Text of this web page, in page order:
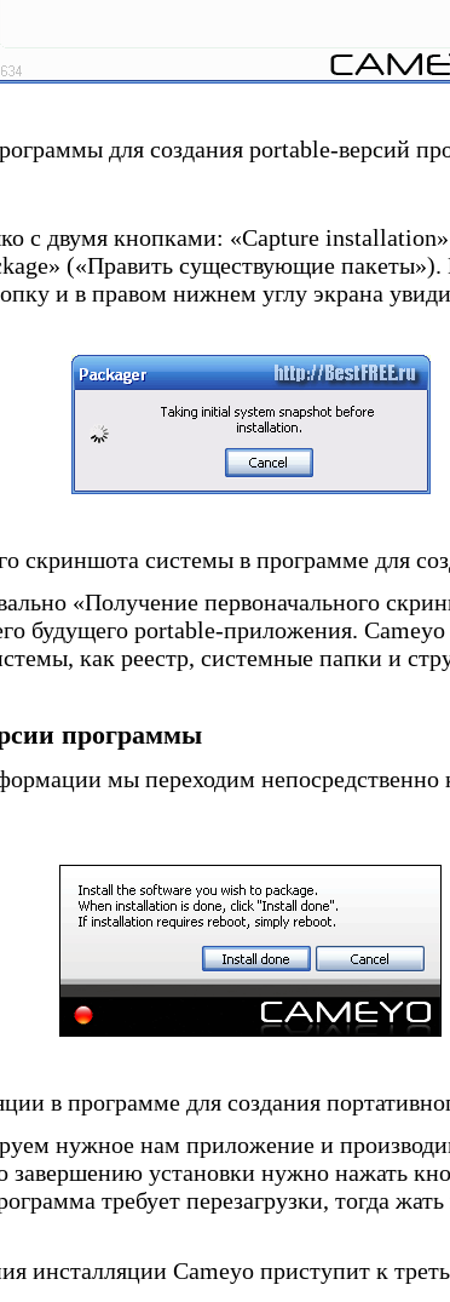
для создания portable-версий
с двумя кнопками: «Capture installation»
(«Править существующие пакеты»).
и в правом нижнем углу экрана
скриншота системы в программе для
«Получение первоначального
будущего portable-приложения.
как реестр, системные папки и
программы
мы переходим непосредственно
в программе для создания
нужное нам приложение и
завершению установки нужно нажать
требует перезагрузки, тогда
инсталляции Cameyo приступит к